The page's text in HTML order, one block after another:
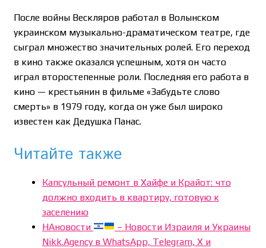
После войны Вескляров работал в Волынском
украинском музыкально-драматическом театре, где
сыграл множество значительных ролей. Его переход
в кино также оказался успешным, хотя он часто
играл второстепенные роли. Последняя его работа в
кино — крестьянин в фильме «Забудьте слово
смерть» в 1979 году, когда он уже был широко
известен как Дедушка Панас.
Читайте также
Капсульный ремонт в Хайфе и Крайот: что
должно входить в квартиру, готовую к
заселению
НАновости
– Новости Израиля и Украины
Nikk.Agency в WhatsApp, Telegram, X и